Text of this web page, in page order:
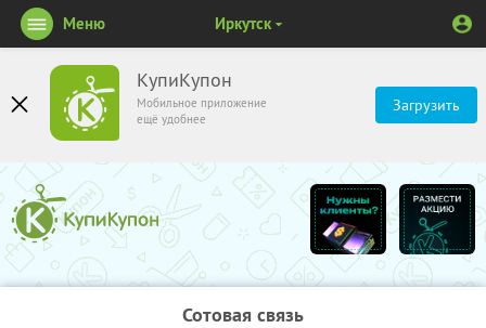
КупиКупон
Мобильное приложение
ещё удобнее
Загрузить
Меню Иркутск
Сотовая связь